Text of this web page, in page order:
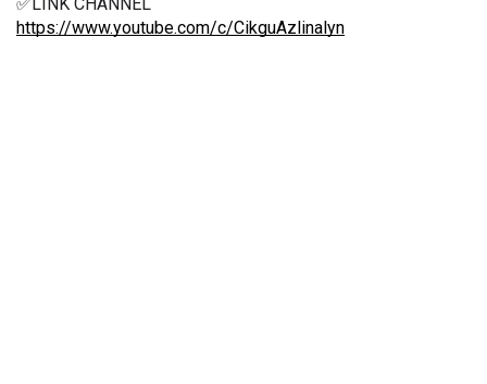
https://www.youtube.com/c/CikguAzlinalyn